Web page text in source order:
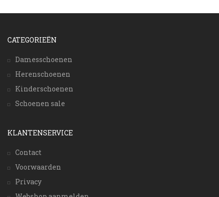
CATEGORIEËN
Damesschoenen
Herenschoenen
Kinderschoenen
Schoenen sale
KLANTENSERVICE
Contact
Voorwaarden
Privacy